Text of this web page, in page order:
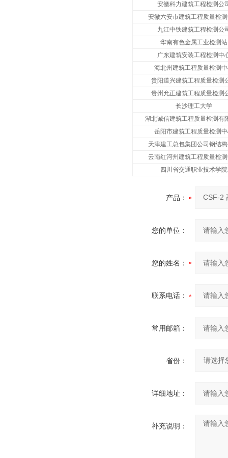
安徽科力建筑工程检测公
安徽六安市建筑工程质量检
九江中铁建筑工程检测公
华南有色金属工业检测站
广东建筑安装工程检测中
海北州建筑工程质量检测
贵阳道兴建筑工程质量检测
贵州允正建筑工程质量检测
长沙理工大学
湖北诚信建筑工程质量检测有
岳阳市建筑工程质量检测
天津建工总包集团公司钢结
云南红河州建筑工程质量检
四川省交通职业技术学院
产品：
您的单位：
您的姓名：
联系电话：
常用邮箱：
省份：
详细地址：
补充说明：